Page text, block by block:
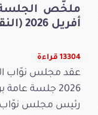
أفريل 2026 (النقطة الأولى)
13304 قراءة
2026 جلسة
رئيس مجلس